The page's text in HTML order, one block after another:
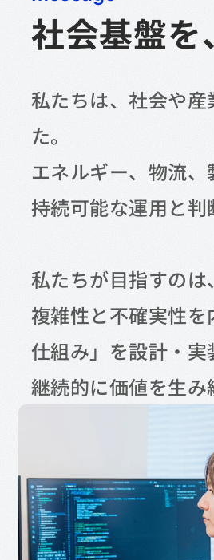
社会基盤を、
私たちは、社会や
た。
エネルギー、物流
持続可能な運用と判
私たちが目指すのは
複雑性と不確実性
仕組み」を設計・実
継続的に価値を生み